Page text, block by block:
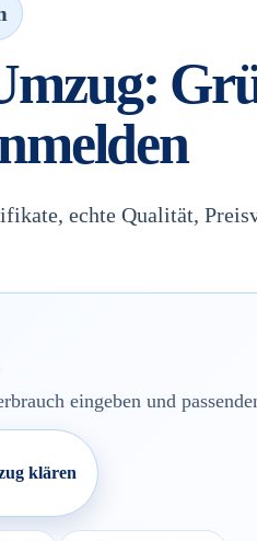
echte Qualität,
eingeben und
klären